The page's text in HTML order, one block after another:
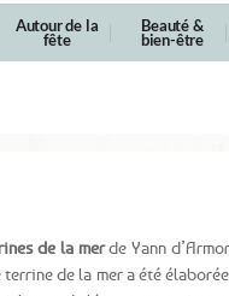
Autour de la
fête
Beauté &
bien-être
de la merde Yann
terrine de la mer a été